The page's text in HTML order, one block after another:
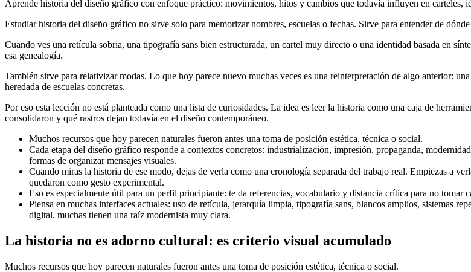
Aprende historia del diseño gráfico con enfoque práctico: movimientos, hitos y cambios que todavía influyen en carteles,
Estudiar historia del diseño gráfico no sirve solo para memorizar nombres, escuelas o fechas. Sirve para entender de
Cuando ves una retícula sobria, una tipografía sans bien estructurada, un cartel muy directo o una identidad basada en
esa genealogía.
También sirve para relativizar modas. Lo que hoy parece nuevo muchas veces es una reinterpretación de algo anterior:
heredada de escuelas concretas.
Por eso esta lección no está planteada como una lista de curiosidades. La idea es leer la historia como una caja de
consolidaron y qué rastros dejan todavía en el diseño contemporáneo.
Muchos recursos que hoy parecen naturales fueron antes una toma de posición estética, técnica o social.
Cada etapa del diseño gráfico responde a contextos concretos: industrialización, impresión, propaganda,
formas de organizar mensajes visuales.
Cuando miras la historia de ese modo, dejas de verla como una cronología separada del trabajo real. Empiezas a
quedaron como gesto experimental.
Eso es especialmente útil para un perfil principiante: te da referencias, vocabulario y distancia crítica para no tomar
Piensa en muchas interfaces actuales: uso de retícula, jerarquía limpia, tipografía sans, blancos amplios, sistemas
digital, muchas tienen una raíz modernista muy clara.
La historia no es adorno cultural: es criterio visual acumulado
Muchos recursos que hoy parecen naturales fueron antes una toma de posición estética, técnica o social.